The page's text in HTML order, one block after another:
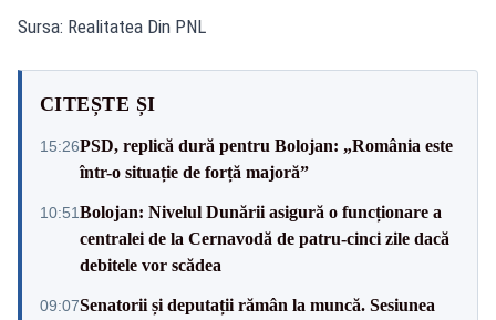
Sursa: Realitatea Din PNL
CITEȘTE ȘI
15:26PSD, replică dură pentru Bolojan: „România este
într-o situație de forță majoră”
10:51Bolojan: Nivelul Dunării asigură o funcționare a
centralei de la Cernavodă de patru-cinci zile dacă
debitele vor scădea
09:07Senatorii și deputații rămân la muncă. Sesiunea